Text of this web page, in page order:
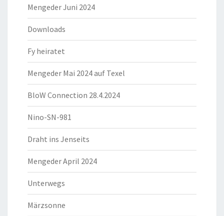
Mengeder Juni 2024
Downloads
Fy heiratet
Mengeder Mai 2024 auf Texel
BloW Connection 28.4.2024
Nino-SN-981
Draht ins Jenseits
Mengeder April 2024
Unterwegs
Märzsonne